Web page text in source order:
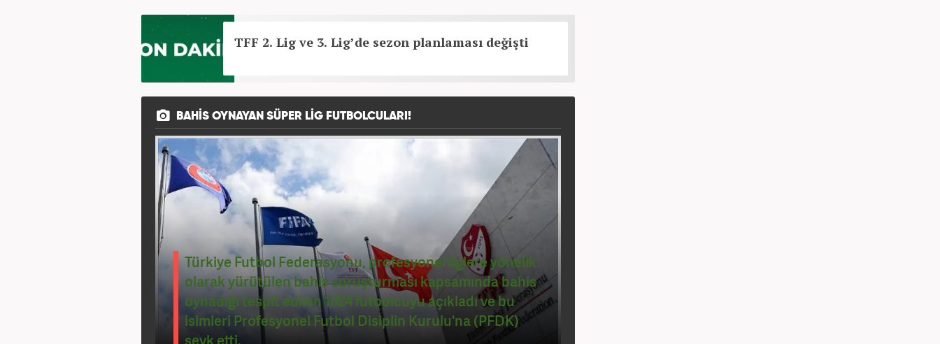
TFF 2. Lig ve 3. Lig’de sezon planlaması değişti
BAHIS OYNAYAN SÜPER LIG FUTBOLCULARI!
Türkiye Futbol Federasyonu, profesyonel liglere yönelik
olarak yürütülen bahis soruşturması kapsamında bahis
oynadığı tespit edilen 1024 futbolcuyu açıkladı ve bu
isimleri Profesyonel Futbol Disiplin Kurulu'na (PFDK)
sevk etti.